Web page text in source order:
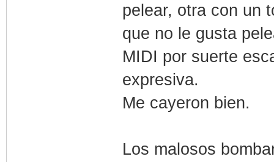
pelear, otra con un
que no le gusta
MIDI por suerte
expresiva.
Me cayeron bien.
Los malosos